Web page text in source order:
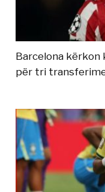
Barcelona kërkon
për tri